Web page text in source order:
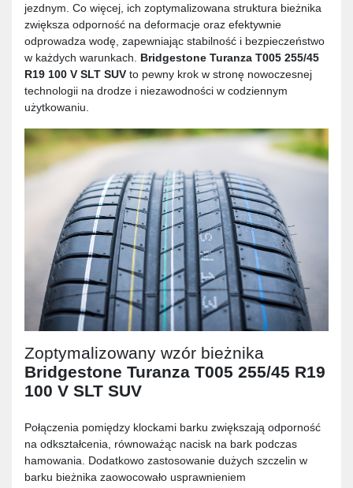
jezdnym. Co więcej, ich zoptymalizowana struktura bieżnika
zwiększa odporność na deformacje oraz efektywnie
odprowadza wodę, zapewniając stabilność i bezpieczeństwo
w każdych warunkach. Bridgestone Turanza T005 255/45
R19 100 V SLT SUV to pewny krok w stronę nowoczesnej
technologii na drodze i niezawodności w codziennym
użytkowaniu.
Zoptymalizowany wzór bieżnika
Bridgestone Turanza T005 255/45 R19
100 V SLT SUV
Połączenia pomiędzy klockami barku zwiększają odporność
na odkształcenia, równoważąc nacisk na bark podczas
hamowania. Dodatkowo zastosowanie dużych szczelin w
barku bieżnika zaowocowało usprawnieniem